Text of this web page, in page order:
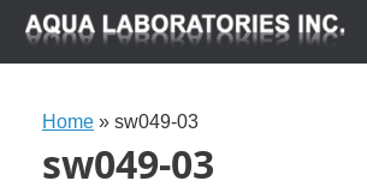
Home » sw049-03
sw049-03